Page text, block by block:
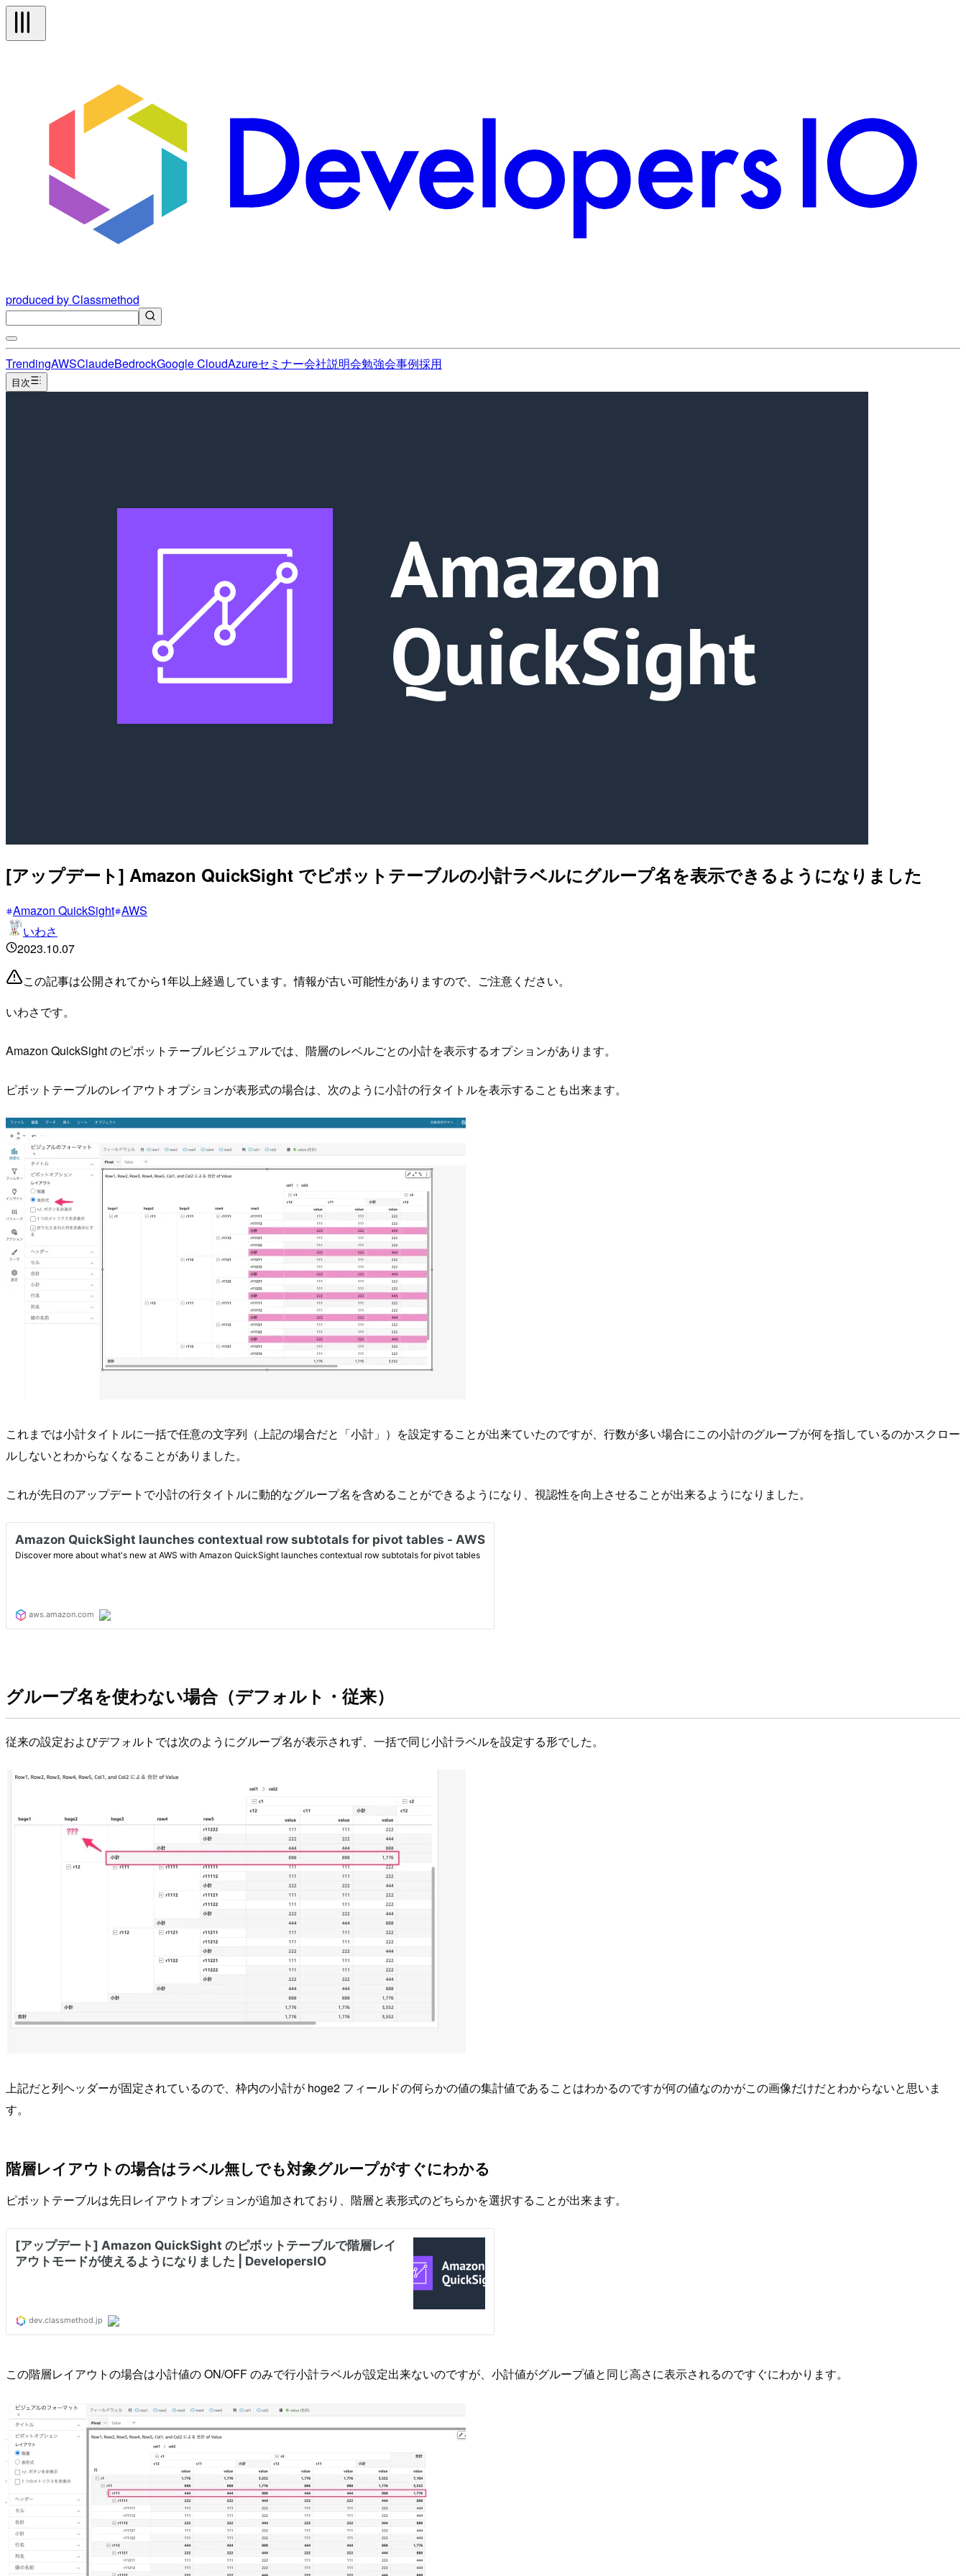
produced by Classmethod
TrendingAWSClaudeBedrockGoogle CloudAzureセミナー会社説明会勉強会事例採用
目次
[アップデート] Amazon QuickSight でピボットテーブルの小計ラベルにグループ名を表示できるようになりました
Amazon QuickSight AWS
いわさ
2023.10.07
この記事は公開されてから1年以上経過しています。情報が古い可能性がありますので、ご注意ください。
いわさです。
Amazon QuickSight のピボットテーブルビジュアルでは、階層のレベルごとの小計を表示するオプションがあります。
ピボットテーブルのレイアウトオプションが表形式の場合は、次のように小計の行タイトルを表示することも出来ます。
これまでは小計タイトルに一括で任意の文字列（上記の場合だと「小計」）を設定することが出来ていたのですが、行数が多い場合にこの小計のグループが何を指しているのかスクロー
ルしないとわからなくなることがありました。
これが先日のアップデートで小計の行タイトルに動的なグループ名を含めることができるようになり、視認性を向上させることが出来るようになりました。
グループ名を使わない場合（デフォルト・従来）
従来の設定およびデフォルトでは次のようにグループ名が表示されず、一括で同じ小計ラベルを設定する形でした。
上記だと列ヘッダーが固定されているので、枠内の小計が hoge2 フィールドの何らかの値の集計値であることはわかるのですが何の値なのかがこの画像だけだとわからないと思いま
す。
階層レイアウトの場合はラベル無しでも対象グループがすぐにわかる
ピボットテーブルは先日レイアウトオプションが追加されており、階層と表形式のどちらかを選択することが出来ます。
この階層レイアウトの場合は小計値の ON/OFF のみで行小計ラベルが設定出来ないのですが、小計値がグループ値と同じ高さに表示されるのですぐにわかります。